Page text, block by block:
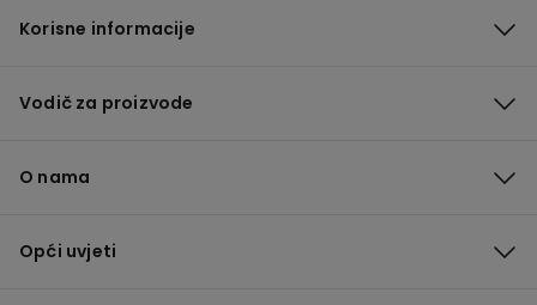
Korisne informacije
Vodič za proizvode
O nama
Opći uvjeti